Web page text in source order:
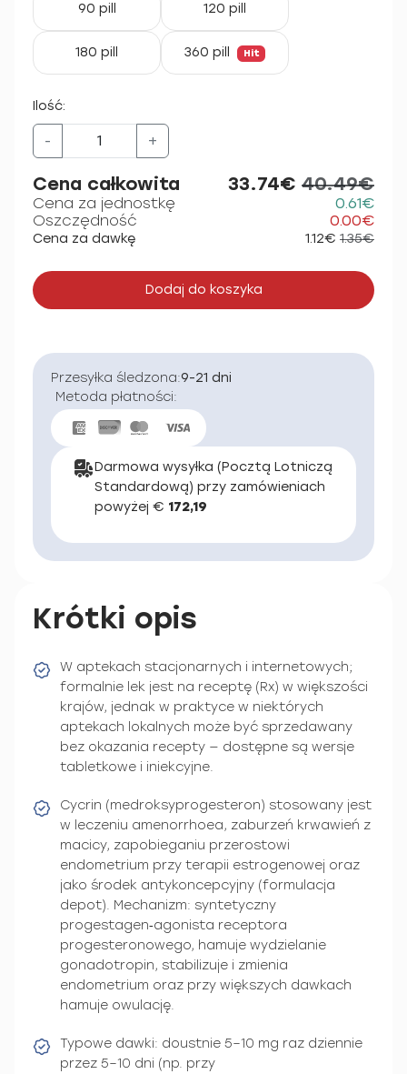
90 pill 120 pill
180 pill 360 pill Hit
Ilość:
- +
Cena całkowita 33.74€ 40.49€
Cena za jednostkę
0.61€
Oszczędność
0.00€
Cena za dawkę 1.12€ 1.35€
Dodaj do koszyka
Przesyłka śledzona:9-21 dni
Metoda płatności:
Darmowa wysyłka (Pocztą Lotniczą
Standardową) przy zamówieniach
powyżej € 172,19
Krótki opis
W aptekach stacjonarnych i internetowych;
formalnie lek jest na receptę (Rx) w większości
krajów, jednak w praktyce w niektórych
aptekach lokalnych może być sprzedawany
bez okazania recepty — dostępne są wersje
tabletkowe i iniekcyjne.
Cycrin (medroksyprogesteron) stosowany jest
w leczeniu amenorrhoea, zaburzeń krwawień z
macicy, zapobieganiu przerostowi
endometrium przy terapii estrogenowej oraz
jako środek antykoncepcyjny (formulacja
depot). Mechanizm: syntetyczny
progestagen‑agonista receptora
progesteronowego, hamuje wydzielanie
gonadotropin, stabilizuje i zmienia
endometrium oraz przy większych dawkach
hamuje owulację.
Typowe dawki: doustnie 5–10 mg raz dziennie
przez 5–10 dni (np. przy